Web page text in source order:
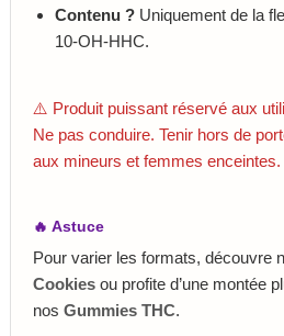
Contenu ? Uniquement de la
10‑OH‑HHC.
⚠️ Produit puissant réservé aux
Ne pas conduire. Tenir hors de
aux mineurs et femmes enceintes.
🔥 Astuce
Pour varier les formats, découvre
Cookies ou profite d’une montée
nos Gummies THC.